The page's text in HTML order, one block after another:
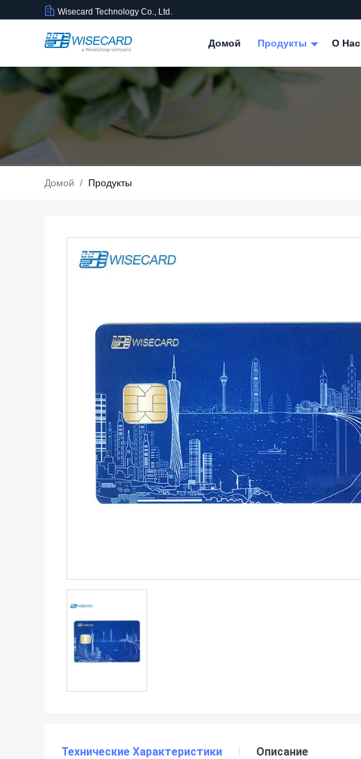
Wisecard Technology Co., Ltd.
Домой Продукты О Нас
Домой / Продукты
Технические Характеристики Описание